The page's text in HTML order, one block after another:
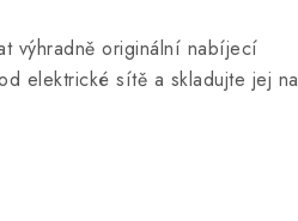
výhradně originální nabíjecí
elektrické sítě a skladujte jej na